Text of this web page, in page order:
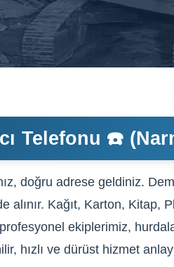
Telefonu ☎️
doğru adrese geldiniz.
alınır. Kağıt, Karton, Kitap,
ekiplerimiz,
hızlı ve dürüst hizmet